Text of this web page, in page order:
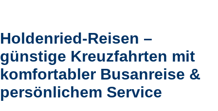
Holdenried-Reisen –
günstige Kreuzfahrten mit
komfortabler Busanreise &
persönlichem Service